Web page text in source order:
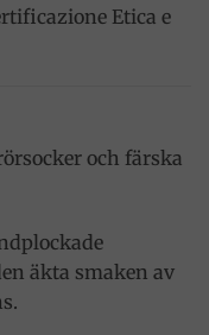
Etica e
och färska
äkta smaken av